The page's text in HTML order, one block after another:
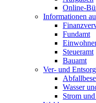
Online-
Informationen
Fundamt
Steueramt
Bauamt
Ver- und
Wasser
Strom